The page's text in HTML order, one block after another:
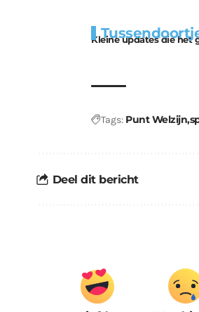
Kleine updates die het
bouwmateriaal
kabouters
Tags: Punt Welzijn
Deel dit bericht